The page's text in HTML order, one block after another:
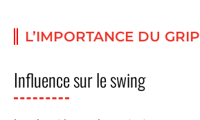
L’IMPORTANCE DU
Influence sur le swing